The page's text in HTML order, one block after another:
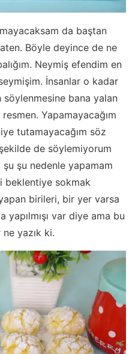
da baştan
Böyle deyince de ne
Neymiş efendim en
İnsanlar o kadar
söylenmesine bana yalan
Yapamayacağım
tutamayacağım söz
de söylemiyorum
şu şu nedenle yapamam
beklentiye sokmak
birileri, bir yer varsa
var diye ama bu
yazık ki.